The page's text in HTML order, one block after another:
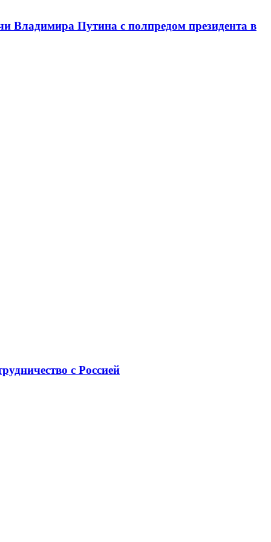
Владимира Путина с полпредом президента в
с Россией